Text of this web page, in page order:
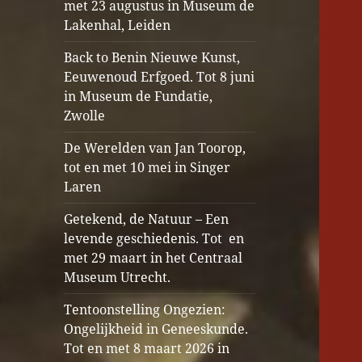
met 23 augustus in Museum de
Lakenhal, Leiden
Back to Benin Nieuwe Kunst,
Eeuwenoud Erfgoed. Tot 8 juni
in Museum de Fundatie,
Zwolle
De Werelden van Jan Toorop,
tot en met 10 mei in Singer
Laren
Getekend, de Natuur – Een
levende geschiedenis. Tot en
met 29 maart in het Centraal
Museum Utrecht.
Tentoonstelling Ongezien:
Ongelijkheid in Geneeskunde.
Tot en met 8 maart 2026 in